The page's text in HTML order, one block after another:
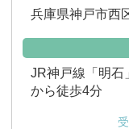
兵庫県神戸市西
JR神戸線「明石
から徒歩4分